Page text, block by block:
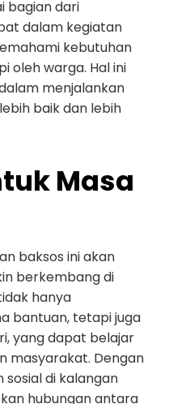
bagian dari
dalam kegiatan
kebutuhan
oleh warga. Hal ini
menjalankan
baik dan lebih
Masa
baksos ini akan
berkembang di
hanya
bantuan, tetapi juga
yang dapat belajar
masyarakat. Dengan
di kalangan
hubungan antara